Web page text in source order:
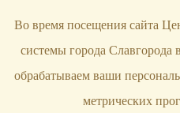
bibl-serv@mail.ru
Во время посещения сайта
системы города Славгорода
обрабатываем ваши
метрических